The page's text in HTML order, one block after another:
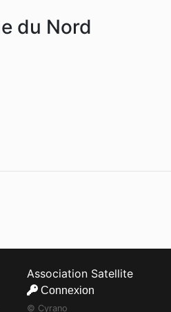
du Nord
Association Satellite
Connexion
© Cyrano